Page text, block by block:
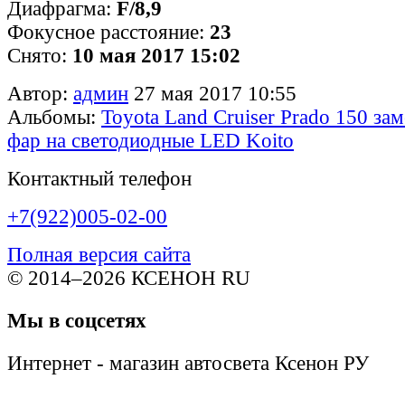
Диафрагма: F/8,9
Фокусное расстояние: 23
Снято: 10 мая 2017 15:02
Автор: админ 27 мая 2017 10:55
Альбомы: Toyota Land Cruiser Prado 150
фар на светодиодные LED Koito
Контактный телефон
+7(922)005-02-00
Полная версия сайта
© 2014–2026 КСЕНОН RU
Мы в соцсетях
Интернет - магазин автосвета Ксенон РУ